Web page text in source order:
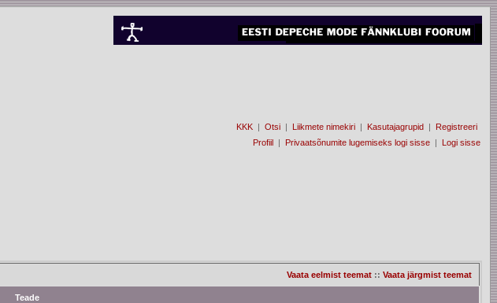
KKK | Otsi | Liikmete nimekiri | Kasutajagrupid | Registreeri
Profiil | Privaatsõnumite lugemiseks logi sisse | Logi sisse
Vaata eelmist teemat :: Vaata järgmist teemat
Teade